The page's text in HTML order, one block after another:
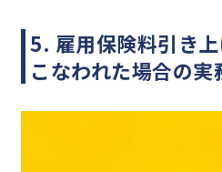
5. 雇用保険料引き
こなわれた場合の実